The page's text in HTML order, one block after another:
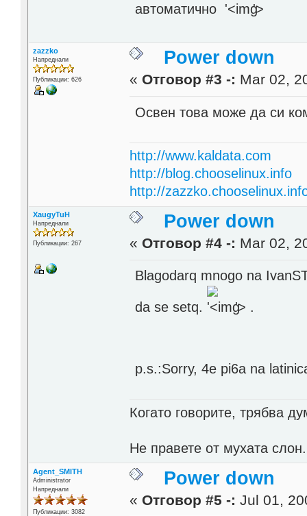
автоматично '>
zazzko
Напреднали
Публикации: 626
Power down
« Отговор #3 -: Mar 02,
Освен това може да си
http://www.kaldata.com
http://blog.chooselinux.info
http://
XaugyTuH
Напреднали
Публикации: 267
Power down
« Отговор #4 -: Mar 02,
Blagodarq mnogo na
da se setq. '> .
p.s.:Sorry, 4e pi6a na
Когато говорите, трябва
Не правете от мухата
Agent_SMITH
Administrator
Напреднали
Публикации: 3082
Power down
« Отговор #5 -: Jul 01,